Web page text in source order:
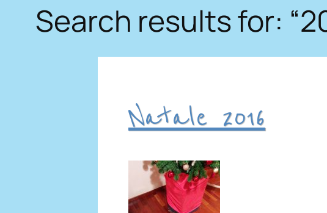
Search results for:
Natale 2016